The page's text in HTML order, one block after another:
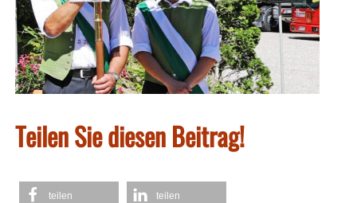
Teilen Sie diesen Beitrag!
teilen teilen